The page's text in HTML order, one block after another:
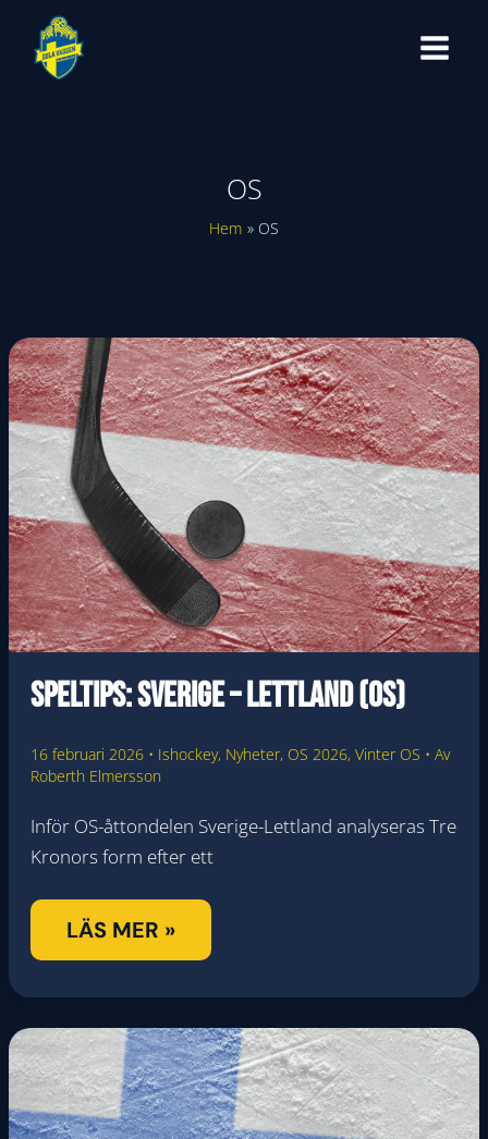
innehåll
OS
Hem OS
Speltips: Sverige – Lettland (OS)
16 februari 2026 • Ishockey, Nyheter, OS 2026, Vinter OS • Av
Roberth Elmersson
Inför OS-åttondelen Sverige-Lettland analyseras Tre
Kronors form efter ett
SPELTIPS:
SVERIGE
–
LETTLAND
(OS)
LÄS MER »